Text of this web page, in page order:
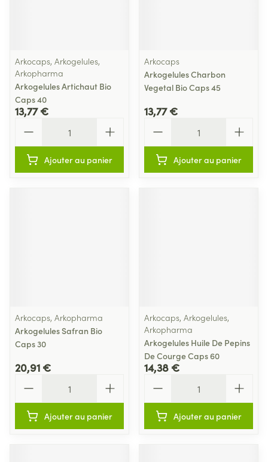
Arkocaps, Arkogelules,
Arkopharma
Arkogelules Artichaut Bio
Caps 40
13,77 €
Ajouter au panier
Arkocaps
Arkogelules Charbon
Vegetal Bio Caps 45
13,77 €
Ajouter au panier
Arkocaps, Arkopharma
Arkogelules Safran Bio
Caps 30
20,91 €
Ajouter au panier
Arkocaps, Arkogelules,
Arkopharma
Arkogelules Huile De Pepins
De Courge Caps 60
14,38 €
Ajouter au panier